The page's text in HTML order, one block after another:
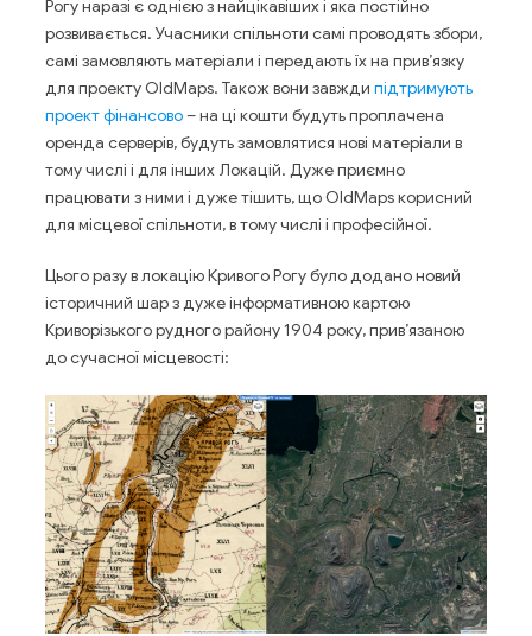
Рогу наразі є однією з найцікавіших і яка постійно
розвивається. Учасники спільноти самі проводять збори,
самі замовляють матеріали і передають їх на прив’язку
для проекту OldMaps. Також вони завжди підтримують
проект фінансово – на ці кошти будуть проплачена
оренда серверів, будуть замовлятися нові матеріали в
тому числі і для інших Локацій. Дуже приємно
працювати з ними і дуже тішить, що OldMaps корисний
для місцевої спільноти, в тому числі і професійної.
Цього разу в локацію Кривого Рогу було додано новий
історичний шар з дуже інформативною картою
Криворізького рудного району 1904 року, прив’язаною
до сучасної місцевості: